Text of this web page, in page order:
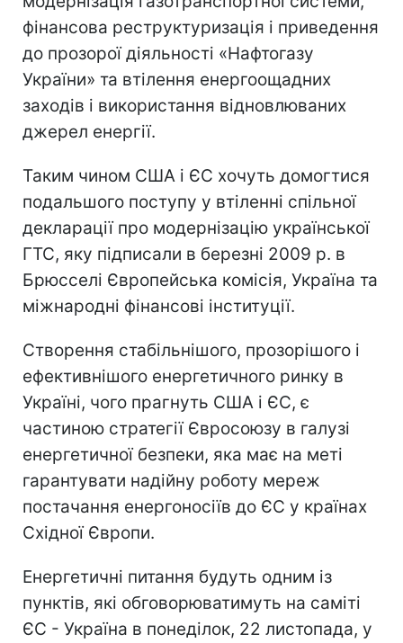
фінансова реструктуризація і приведення
до прозорої діяльності «Нафтогазу
України» та втілення енергоощадних
заходів і використання відновлюваних
джерел енергії.
Таким чином США і ЄС хочуть домогтися
подальшого поступу у втіленні спільної
декларації про модернізацію української
ГТС, яку підписали в березні 2009 р. в
Брюсселі Європейська комісія, Україна та
міжнародні фінансові інституції.
Створення стабільнішого, прозорішого і
ефективнішого енергетичного ринку в
Україні, чого прагнуть США і ЄС, є
частиною стратегії Євросоюзу в галузі
енергетичної безпеки, яка має на меті
гарантувати надійну роботу мереж
постачання енергоносіїв до ЄС у країнах
Східної Європи.
Енергетичні питання будуть одним із
пунктів, які обговорюватимуть на саміті
ЄС - Україна в понеділок, 22 листопада, у